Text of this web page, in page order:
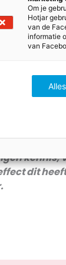
inhaar
vervult: die
en (6)
draad
ze zijn
is dan ook
kennis,
dit
Om je
Hotjar
van de
informatie
van